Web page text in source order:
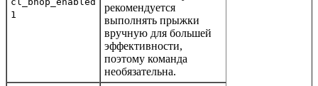
1
рекомендуется
выполнять прыжки
вручную для большей
эффективности,
поэтому команда
необязательна.